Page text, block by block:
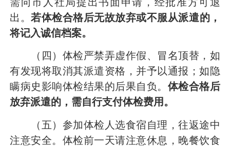
出。若体检合格后无故放弃或不服从派遣的，
将记入诚信档案。
（四）体检严禁弄虚作假、冒名顶替，如
有发现将取消其派遣资格，并予以通报；如隐
瞒病史影响体检结果的后果自负。 体检合格后
放弃派遣的，需自行支付体检费用。
（五）参加体检人选食宿自理 ，往返途中
注意安全。体检前一天请注意休息，晚餐饮食